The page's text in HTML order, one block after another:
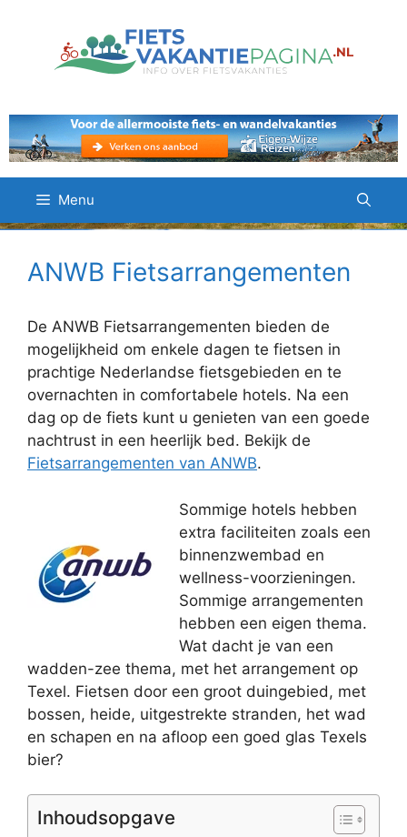
Menu
ANWB Fietsarrangementen
De ANWB Fietsarrangementen bieden de
mogelijkheid om enkele dagen te fietsen in
prachtige Nederlandse fietsgebieden en te
overnachten in comfortabele hotels. Na een
dag op de fiets kunt u genieten van een goede
nachtrust in een heerlijk bed. Bekijk de
Fietsarrangementen van ANWB.
Sommige hotels hebben
extra faciliteiten zoals een
binnenzwembad en
wellness-voorzieningen.
Sommige arrangementen
hebben een eigen thema.
Wat dacht je van een
wadden-zee thema, met het arrangement op
Texel. Fietsen door een groot duingebied, met
bossen, heide, uitgestrekte stranden, het wad
en schapen en na afloop een goed glas Texels
bier?
Inhoudsopgave